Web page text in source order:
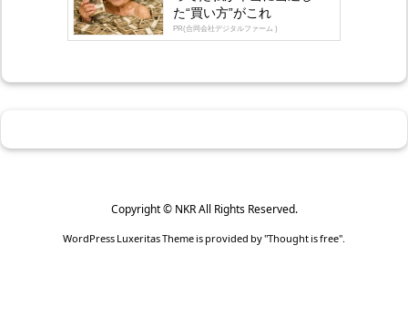
た“買い方”がこれ
PR(合同会社デジタルファーム )
Copyright © NKRAll Rights Reserved.
WordPress Luxeritas Theme is provided by "Thought is free".